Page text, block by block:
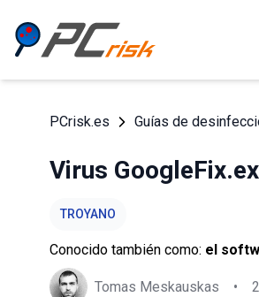
PCrisk.es Guías de
Virus
TROYANO
Conocido también como: el
Tomas Meskauskas •